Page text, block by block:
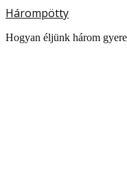
Hárompötty
Hogyan éljünk három